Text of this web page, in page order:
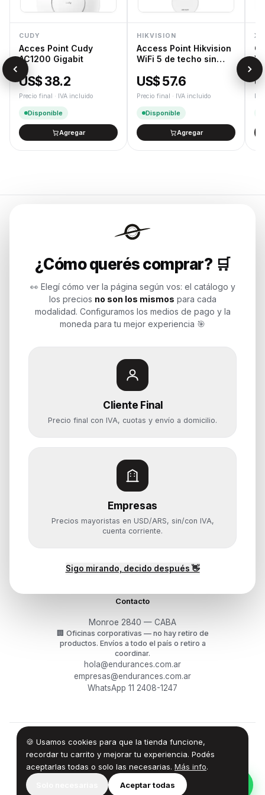
CUDY
Acces Point Cudy
AC1200 Gigabit
US$ 38.2
Precio final · IVA incluido
Disponible
Agregar
HIKVISION
Access Point Hikvision
WiFi 5 de techo sin
US$ 57.6
Precio final · IVA incluido
Disponible
Agregar
¿Cómo querés comprar? 🛒
👀 Elegí cómo ver la página según vos: el catálogo y
los precios no son los mismos para cada
modalidad. Configuramos los medios de pago y la
moneda para tu mejor experiencia 🎯
Cliente Final
Precio final con IVA, cuotas y envío a domicilio.
Empresas
Precios mayoristas en USD/ARS, sin/con IVA,
cuenta corriente.
Sigo mirando, decido después 👋
🍪 Usamos cookies para que la tienda funcione,
recordar tu carrito y mejorar tu experiencia. Podés
aceptarlas todas o solo las necesarias. Más info.
Aceptar todas
Endurances
Soluciones de tecnología para
Potenciamos tu mundo.
Time to work
Categorías
Notebooks
Computadoras y PCs
Componentes
Almacenamiento
Monitores y Pantallas
Ayuda
Mis pedidos
¿Cómo querés comprar?
Contacto
Monroe 2840 — CABA
🏢 Oficinas corporativas — no hay retiro de
productos. Envíos a todo el país o retiro a
coordinar.
hola@endurances.com.ar
empresas@endurances.com.ar
WhatsApp 11 2408-1247
© 2026Endurances Technology SA · CUIT 30-71861942-0
Términos·Privacidad ·Devoluciones
100% Design by — Endurances IT